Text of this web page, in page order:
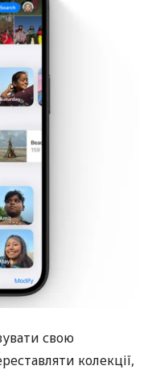
свою
колекції,